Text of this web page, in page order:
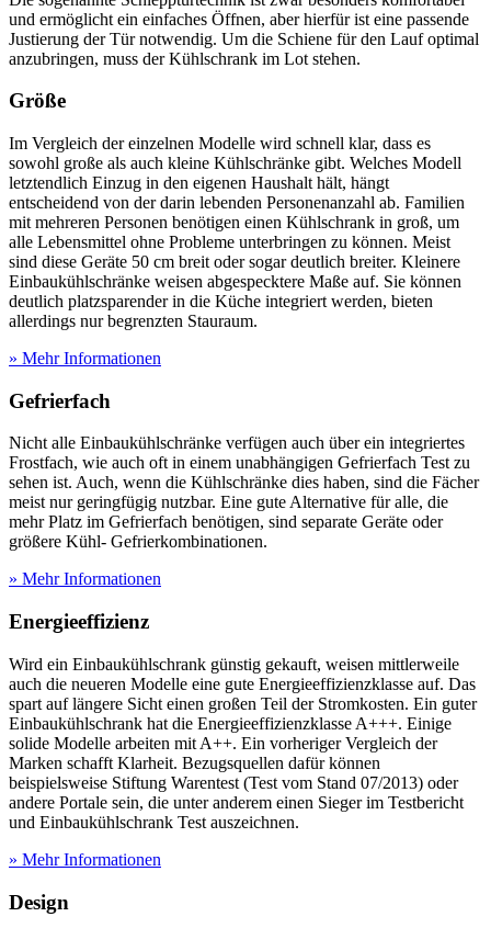
und ermöglicht ein einfaches Öffnen, aber hierfür ist eine passende
Justierung der Tür notwendig. Um die Schiene für den Lauf optimal
anzubringen, muss der Kühlschrank im Lot stehen.
Größe
Im Vergleich der einzelnen Modelle wird schnell klar, dass es
sowohl große als auch kleine Kühlschränke gibt. Welches Modell
letztendlich Einzug in den eigenen Haushalt hält, hängt
entscheidend von der darin lebenden Personenanzahl ab. Familien
mit mehreren Personen benötigen einen Kühlschrank in groß, um
alle Lebensmittel ohne Probleme unterbringen zu können. Meist
sind diese Geräte 50 cm breit oder sogar deutlich breiter. Kleinere
Einbaukühlschränke weisen abgespecktere Maße auf. Sie können
deutlich platzsparender in die Küche integriert werden, bieten
allerdings nur begrenzten Stauraum.
» Mehr Informationen
Gefrierfach
Nicht alle Einbaukühlschränke verfügen auch über ein integriertes
Frostfach, wie auch oft in einem unabhängigen Gefrierfach Test zu
sehen ist. Auch, wenn die Kühlschränke dies haben, sind die Fächer
meist nur geringfügig nutzbar. Eine gute Alternative für alle, die
mehr Platz im Gefrierfach benötigen, sind separate Geräte oder
größere Kühl- Gefrierkombinationen.
» Mehr Informationen
Energieeffizienz
Wird ein Einbaukühlschrank günstig gekauft, weisen mittlerweile
auch die neueren Modelle eine gute Energieeffizienzklasse auf. Das
spart auf längere Sicht einen großen Teil der Stromkosten. Ein guter
Einbaukühlschrank hat die Energieeffizienzklasse A+++. Einige
solide Modelle arbeiten mit A++. Ein vorheriger Vergleich der
Marken schafft Klarheit. Bezugsquellen dafür können
beispielsweise Stiftung Warentest (Test vom Stand 07/2013) oder
andere Portale sein, die unter anderem einen Sieger im Testbericht
und Einbaukühlschrank Test auszeichnen.
» Mehr Informationen
Design